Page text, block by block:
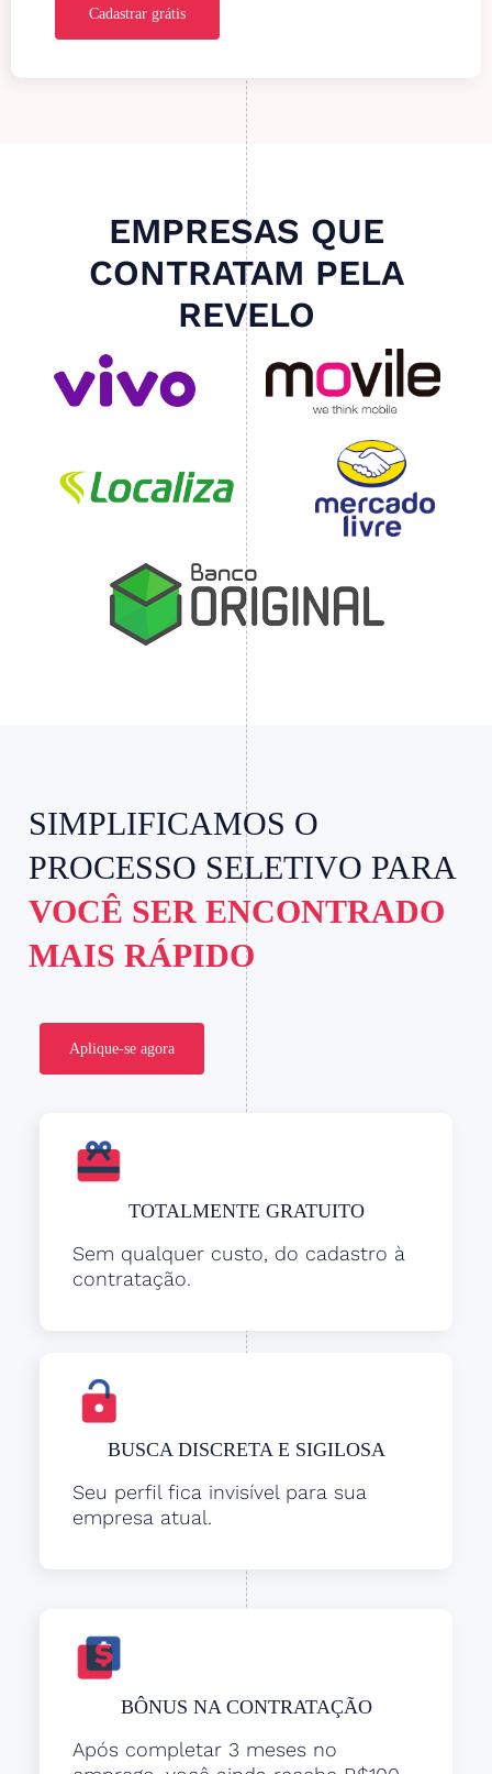
Cadastrar grátis
EMPRESAS QUE
CONTRATAM PELA
REVELO
SIMPLIFICAMOS O
PROCESSO SELETIVO PARA
VOCÊ SER ENCONTRADO
MAIS RÁPIDO
Aplique-se agora
TOTALMENTE GRATUITO
Sem qualquer custo, do cadastro à
contratação.
BUSCA DISCRETA E SIGILOSA
Seu perfil fica invisível para sua
empresa atual.
BÔNUS NA CONTRATAÇÃO
Após completar 3 meses no